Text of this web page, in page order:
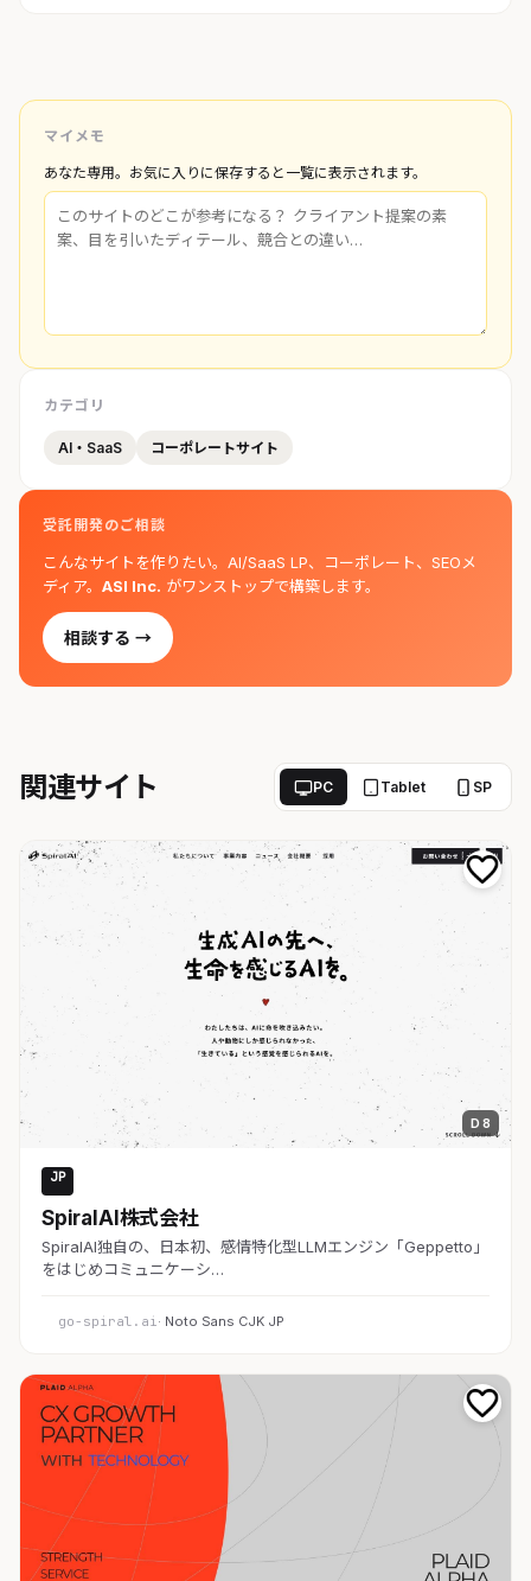
マイメモ
あなた専用。お気に入りに保存すると一覧に表示されます。
カテゴリ
AI・SaaS コーポレートサイト
受託開発のご相談
こんなサイトを作りたい。AI/SaaS LP、コーポレート、SEOメ
ディア。 ASI Inc. がワンストップで構築します。
相談する →
関連サイト PC Tablet SP
D 8
JP
SpiralAI株式会社
SpiralAI独自の、日本初、感情特化型LLMエンジン「Geppetto」
をはじめコミュニケーシ…
go-spiral.ai· Noto Sans CJK JP